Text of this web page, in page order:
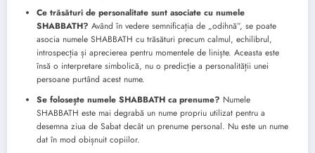
Ce trăsături de personalitate sunt asociate cu numele
SHABBATH? Având în vedere semnificația de „odihnă”, se poate
asocia numele SHABBATH cu trăsături precum calmul, echilibrul,
introspecția și aprecierea pentru momentele de liniște. Aceasta este
însă o interpretare simbolică, nu o predicție a personalității unei
persoane purtând acest nume.
Se folosește numele SHABBATH ca prenume? Numele
SHABBATH este mai degrabă un nume propriu utilizat pentru a
desemna ziua de Sabat decât un prenume personal. Nu este un nume
dat în mod obișnuit copiilor.